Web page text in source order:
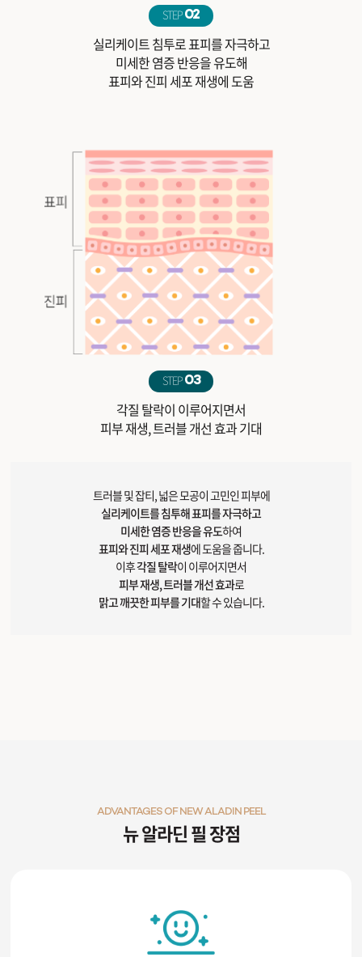
STEP02
실리케이트 침투로 표피를 자극하고
미세한 염증 반응을 유도해
표피와 진피 세포 재생에 도움
STEP03
각질 탈락이 이루어지면서
피부 재생, 트러블 개선 효과 기대
트러블 및 잡티, 넓은 모공이 고민인 피부에
실리케이트를 침투해 표피를 자극하고
미세한 염증 반응을 유도하여
표피와 진피 세포 재생에 도움을 줍니다.
이후각질 탈락이 이루어지면서
피부 재생, 트러블 개선 효과로
맑고 깨끗한 피부를 기대할 수 있습니다.
뉴 알라딘 필 장점
ADVANTAGES OF NEW ALADIN PEEL